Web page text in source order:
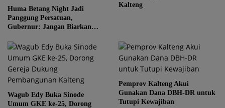
Huma Betang Night Jadi
Panggung Persatuan,
Gubernur: Jangan Biarkan
Kalteng
Kalteng
Wagub Edy Buka Sinode
Umum GKE ke-25, Dorong
Pemprov Kalteng Akui
Gunakan Dana DBH-DR untuk
Tutupi Kewajiban